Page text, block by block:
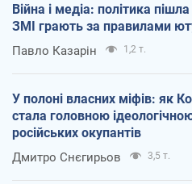
Війна і медіа: політика
ЗМІ грають за правилами
Павло Казарін 1,2 т.
У полоні власних міфів: як
стала головною
російських окупантів
Дмитро Снєгирьов 3,5 т.